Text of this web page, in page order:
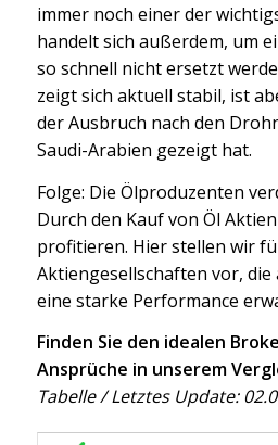
immer noch einer der
handelt sich außerdem, um
so schnell nicht ersetzt
zeigt sich aktuell stabil, ist
der Ausbruch nach den
Saudi-Arabien gezeigt hat.
Folge: Die Ölproduzenten
Durch den Kauf von Öl
profitieren. Hier stellen wir
Aktiengesellschaften vor, die
eine starke Performance
Finden Sie den idealen
Ansprüche in unserem
Tabelle / Letztes Update: